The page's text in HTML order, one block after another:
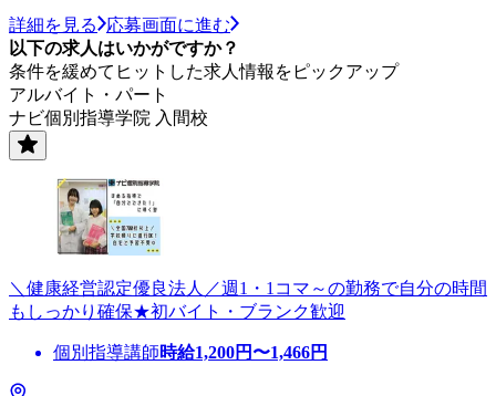
詳細を見る
応募画面に進む
以下の求人はいかがですか？
条件を緩めてヒットした求人情報をピックアップ
アルバイト・パート
ナビ個別指導学院 入間校
＼健康経営認定優良法人／週1・1コマ～の勤務で自分の時間
もしっかり確保★初バイト・ブランク歓迎
個別指導講師時給1,200円〜1,466円